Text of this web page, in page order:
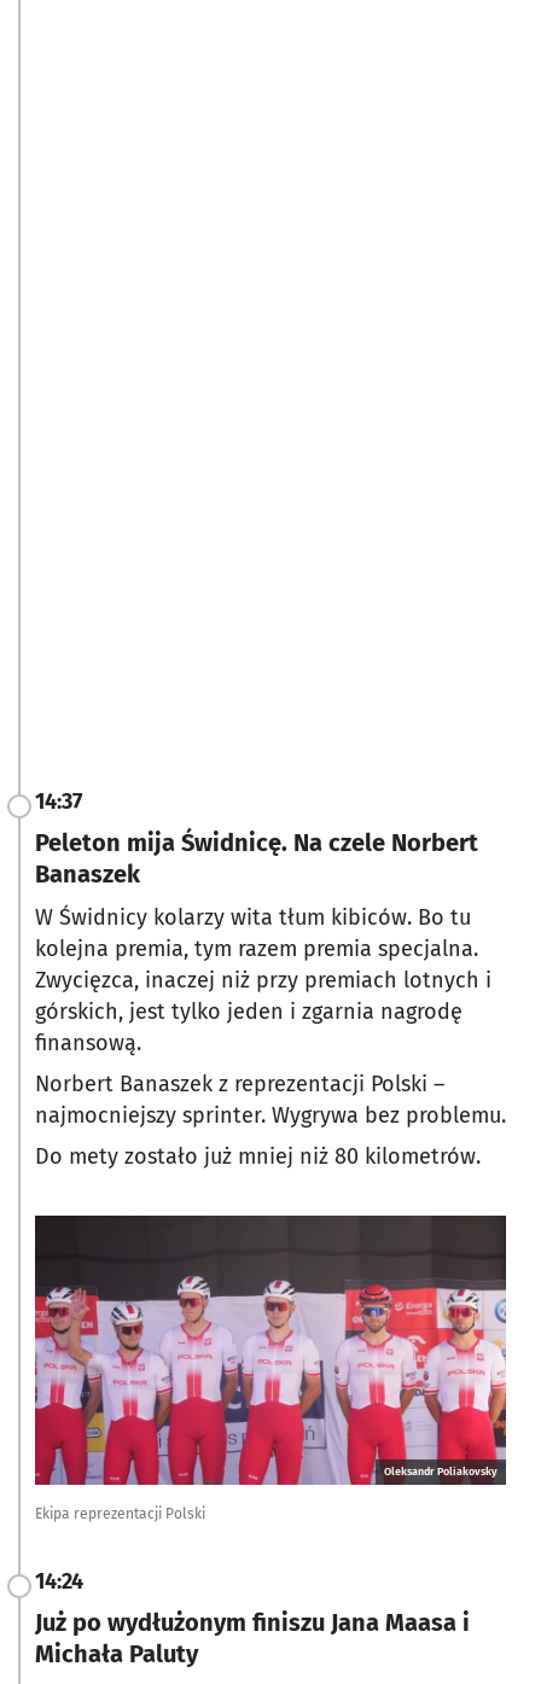
14:37
Peleton mija Świdnicę. Na czele Norbert
Banaszek
W Świdnicy kolarzy wita tłum kibiców. Bo tu
kolejna premia, tym razem premia specjalna.
Zwycięzca, inaczej niż przy premiach lotnych i
górskich, jest tylko jeden i zgarnia nagrodę
finansową.
Norbert Banaszek z reprezentacji Polski –
najmocniejszy sprinter. Wygrywa bez problemu.
Do mety zostało już mniej niż 80 kilometrów.
Oleksandr Poliakovsky
Ekipa reprezentacji Polski
14:24
Już po wydłużonym finiszu Jana Maasa i
Michała Paluty